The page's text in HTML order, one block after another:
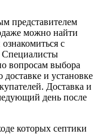
представителем
можно найти
с
Специалисты
вопросам выбора
и установке
Доставка и
день после
которых септики